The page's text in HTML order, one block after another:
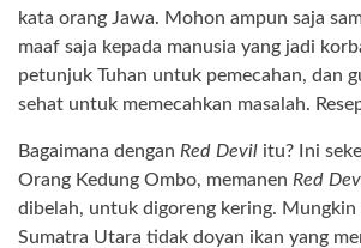
kata orang Jawa. Mohon ampun saja
maaf saja kepada manusia yang jadi
petunjuk Tuhan untuk pemecahan, dan
sehat untuk memecahkan masalah.
Bagaimana dengan Red Devil itu? Ini
Orang Kedung Ombo, memanen Red
dibelah, untuk digoreng kering. Mungkin
Sumatra Utara tidak doyan ikan yang